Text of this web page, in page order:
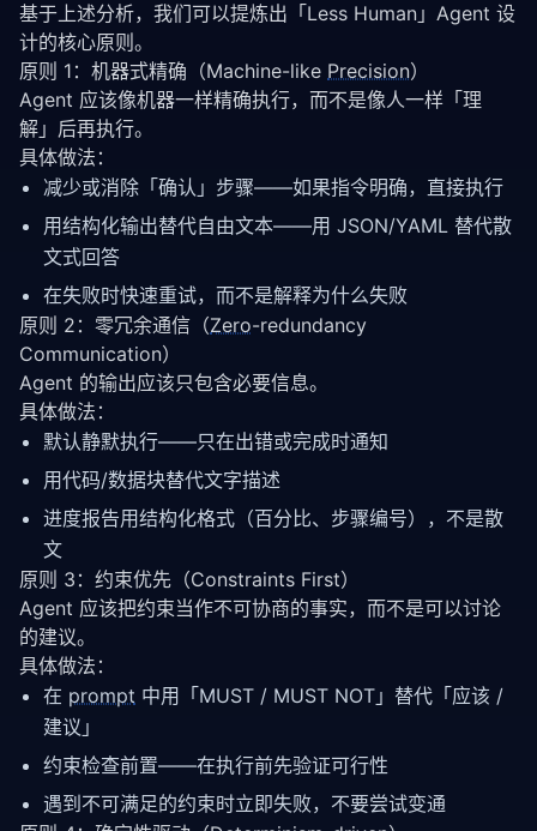
基于上述分析，我们可以提炼出「Less Human」Agent 设
计的核心原则。
原则 1：机器式精确（Machine-like Precision）
Agent 应该像机器一样精确执行，而不是像人一样「理
解」后再执行。
具体做法：
减少或消除「确认」步骤——如果指令明确，直接执行
用结构化输出替代自由文本——用 JSON/YAML 替代散
文式回答
在失败时快速重试，而不是解释为什么失败
原则 2：零冗余通信（Zero-redundancy
Communication）
Agent 的输出应该只包含必要信息。
具体做法：
默认静默执行——只在出错或完成时通知
用代码/数据块替代文字描述
进度报告用结构化格式（百分比、步骤编号），不是散
文
原则 3：约束优先（Constraints First）
Agent 应该把约束当作不可协商的事实，而不是可以讨论
的建议。
具体做法：
在 prompt 中用「MUST / MUST NOT」替代「应该 /
建议」
约束检查前置——在执行前先验证可行性
遇到不可满足的约束时立即失败，不要尝试变通